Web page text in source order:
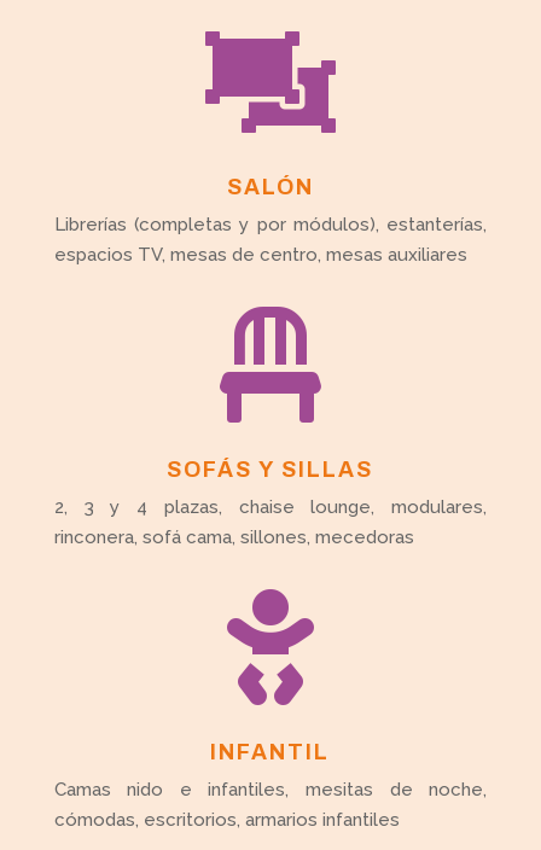

SALÓN
Librerías (completas y por módulos), estanterías,
espacios TV, mesas de centro, mesas auxiliares

SOFÁS Y SILLAS
2, 3 y 4 plazas, chaise lounge, modulares,
rinconera, sofá cama, sillones, mecedoras

INFANTIL
Camas nido e infantiles, mesitas de noche,
cómodas, escritorios, armarios infantiles